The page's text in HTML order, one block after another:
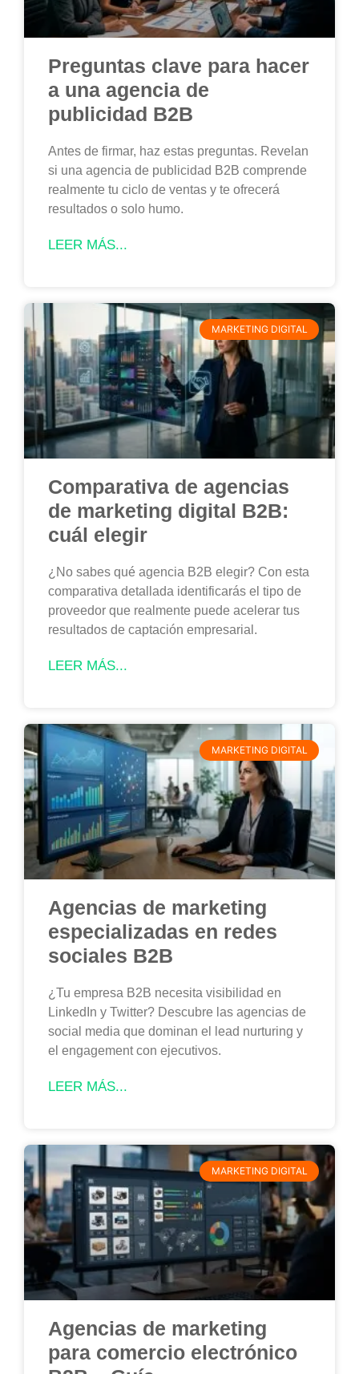
Preguntas clave para hacer
a una agencia de
publicidad B2B
Antes de firmar, haz estas preguntas. Revelan
si una agencia de publicidad B2B comprende
realmente tu ciclo de ventas y te ofrecerá
resultados o solo humo.
LEER MÁS...
MARKETING DIGITAL
Comparativa de agencias
de marketing digital B2B:
cuál elegir
¿No sabes qué agencia B2B elegir? Con esta
comparativa detallada identificarás el tipo de
proveedor que realmente puede acelerar tus
resultados de captación empresarial.
LEER MÁS...
MARKETING DIGITAL
Agencias de marketing
especializadas en redes
sociales B2B
¿Tu empresa B2B necesita visibilidad en
LinkedIn y Twitter? Descubre las agencias de
social media que dominan el lead nurturing y
el engagement con ejecutivos.
LEER MÁS...
MARKETING DIGITAL
Agencias de marketing
para comercio electrónico